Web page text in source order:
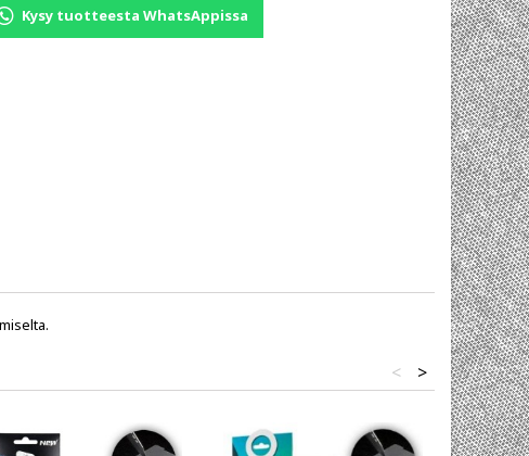
Kysy tuotteesta WhatsAppissa
>
<